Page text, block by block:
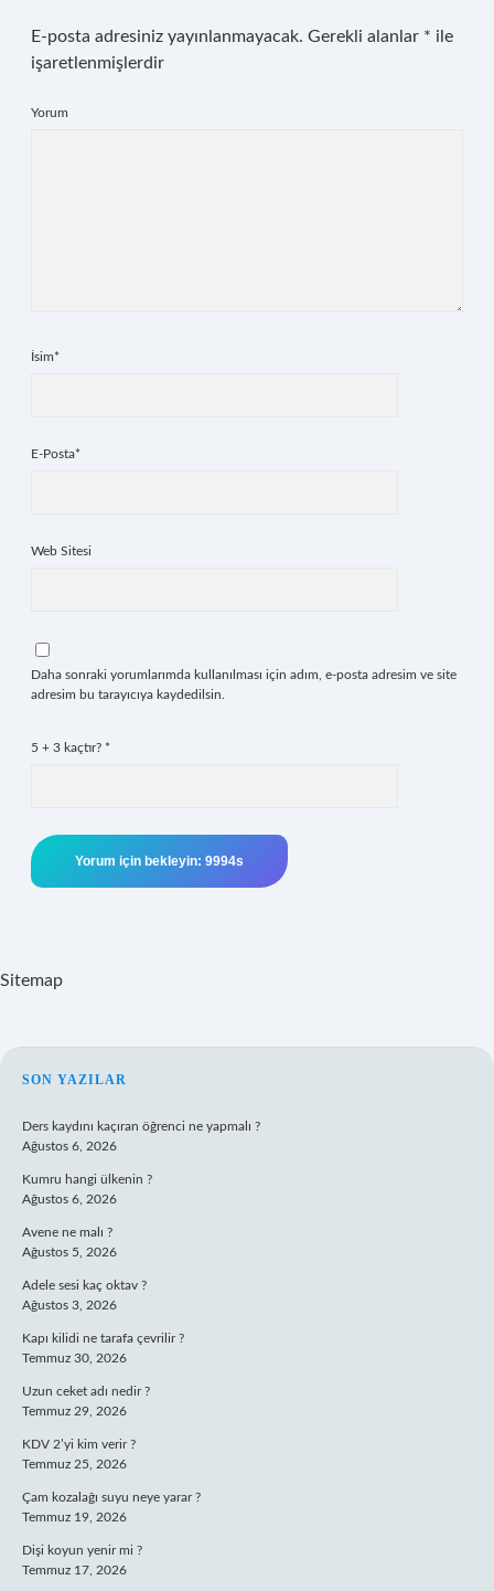
E-posta adresiniz yayınlanmayacak. Gerekli alanlar * ile
işaretlenmişlerdir
Yorum
İsim*
E-Posta*
Web Sitesi
Daha sonraki yorumlarımda kullanılması için adım, e-posta adresim ve site
adresim bu tarayıcıya kaydedilsin.
5 + 3 kaçtır? *
Sitemap
SIDEBAR
SON YAZILAR
Ders kaydını kaçıran öğrenci ne yapmalı ?
Ağustos 6, 2026
Kumru hangi ülkenin ?
Ağustos 6, 2026
Avene ne malı ?
Ağustos 5, 2026
Adele sesi kaç oktav ?
Ağustos 3, 2026
Kapı kilidi ne tarafa çevrilir ?
Temmuz 30, 2026
Uzun ceket adı nedir ?
Temmuz 29, 2026
KDV 2’yi kim verir ?
Temmuz 25, 2026
Çam kozalağı suyu neye yarar ?
Temmuz 19, 2026
Dişi koyun yenir mi ?
Temmuz 17, 2026